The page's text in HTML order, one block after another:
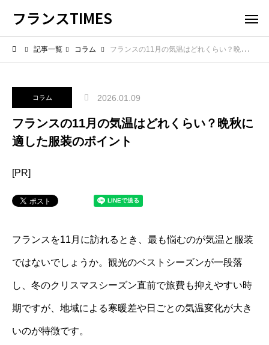
フランスTIMES
記事一覧 コラム フランスの11月の気温はどれくらい？晩秋に適した服装のポイント
コラム 2026.01.09
フランスの11月の気温はどれくらい？晩秋に
適した服装のポイント
[PR]
フランスを11月に訪れるとき、最も悩むのが気温と服装
ではないでしょうか。観光のベストシーズンが一段落
し、冬のクリスマスシーズン直前で旅費も抑えやすい時
期ですが、地域による寒暖差や日ごとの気温変化が大き
いのが特徴です。